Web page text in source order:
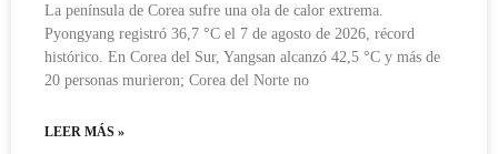
La península de Corea sufre una ola de calor extrema.
Pyongyang registró 36,7 °C el 7 de agosto de 2026, récord
histórico. En Corea del Sur, Yangsan alcanzó 42,5 °C y más de
20 personas murieron; Corea del Norte no
LEER MÁS »